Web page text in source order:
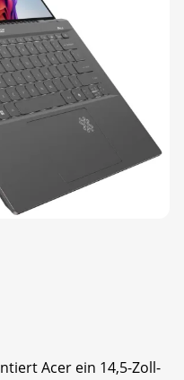
Acer ein 14,5-Zoll-